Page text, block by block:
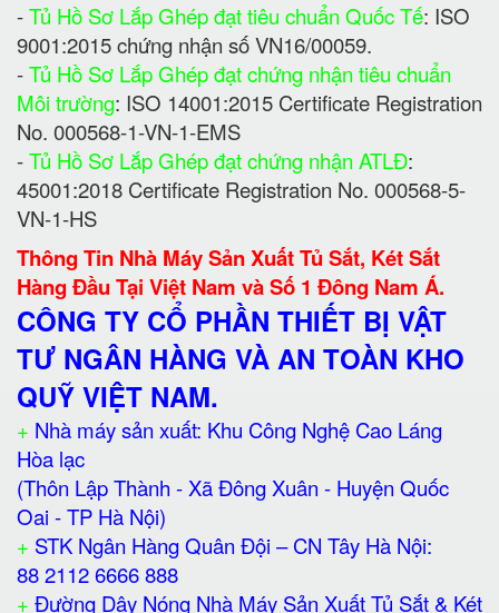
-Tủ Hồ Sơ Lắp Ghép đạt tiêu chuẩn Quốc Tế: ISO
9001:2015 chứng nhận số VN16/00059.
-Tủ Hồ Sơ Lắp Ghép đạt chứng nhận tiêu chuẩn
Môi trường: ISO 14001:2015 Certificate Registration
No. 000568-1-VN-1-EMS
-Tủ Hồ Sơ Lắp Ghép đạt chứng nhận ATLĐ:
45001:2018 Certificate Registration No. 000568-5-
VN-1-HS
Thông Tin Nhà Máy Sản Xuất Tủ Sắt, Két Sắt
Hàng Đầu Tại Việt Nam và Số 1 Đông Nam Á.
CÔNG TY CỔ PHẦN THIẾT BỊ VẬT
TƯ NGÂN HÀNG VÀ AN TOÀN KHO
QUỸ VIỆT NAM.
+ Nhà máy sản xuất: Khu Công Nghệ Cao Láng
Hòa lạc
(Thôn Lập Thành - Xã Đông Xuân - Huyện Quốc
Oai - TP Hà Nội)
+ STK Ngân Hàng Quân Đội – CN Tây Hà Nội:
88 2112 6666 888
+ Đường Dây Nóng Nhà Máy Sản Xuất Tủ Sắt & Két